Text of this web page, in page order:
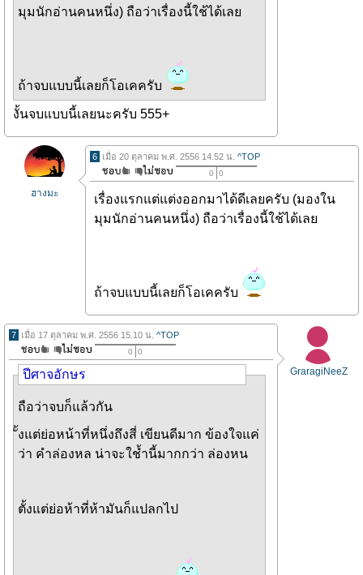
มุมนักอ่านคนหนึ่ง) ถือว่าเรื่องนี้ใช้ได้เลย
ถ้าจบแบบนี้เลยก็โอเคครับ
งั้นจบแบบนี้เลยนะครับ 555+
ฮางมะ
6 เมื่อ 20 ตุลาคม พ.ศ. 2556 14.52 น. ^TOP
0 0
เรื่องแรกแต่แต่งออกมาได้ดีเลยครับ (มองใน
มุมนักอ่านคนหนึ่ง) ถือว่าเรื่องนี้ใช้ได้เลย
ถ้าจบแบบนี้เลยก็โอเคครับ
GraragiNeeZ
7 เมื่อ 17 ตุลาคม พ.ศ. 2556 15.10 น. ^TOP
0 0
ปีศาจอักษร
ถือว่าจบก็แล้วกัน
ั้งแต่ย่อหน้าที่หนึ่งถึงสี่ เขียนดีมาก ข้องใจแค่
ว่า คำล่องหล น่าจะใช้ำนี้มากกว่า ล่องหน
ตั้งแต่ย่อห้าที่ห้ามันก็แปลกไป